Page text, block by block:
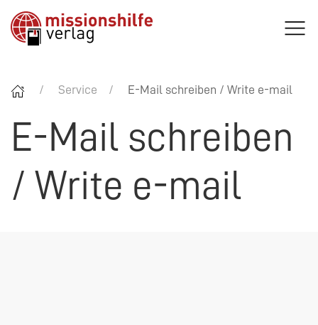
Service E-Mail schreiben / Write e-mail
E-Mail schreiben
/ Write e-mail